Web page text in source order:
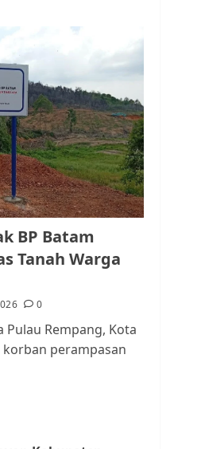
15, 2026
Batam Tegaskan
RW bukan Petugas
dan
Pajak
1, 2026 0
Pajak jadi
Pemerintah
Masyarakat di
RT/RW
Pemko Batam,
Rempang Protes
Mereka Diambil
BP Batam
Tanah Warga
0
Pulau Rempang, Kota
perampasan